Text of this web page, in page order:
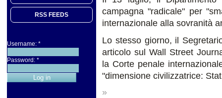
RSS FEEDS
Username: *
Password: *
campagna "radicale" per
internazionale alla sovranità
Lo stesso giorno, il
articolo sul Wall Street
la Corte penale
"dimensione civilizzatrice:
»